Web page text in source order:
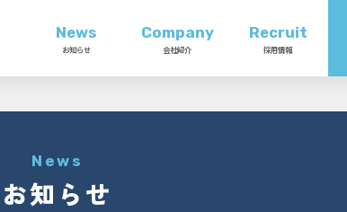
News
お知らせ
Company
会社紹介
Recruit
採用情報
News
お知らせ